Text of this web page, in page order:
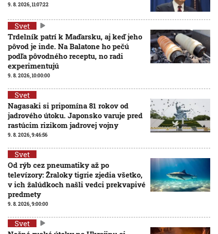
9. 8. 2026, 11:07:22
Svet
Trdelník patrí k Maďarsku, aj keď jeho
pôvod je inde. Na Balatone ho pečú
podľa pôvodného receptu, no radi
experimentujú
9. 8. 2026, 10:00:00
Svet
Nagasaki si pripomína 81 rokov od
jadrového útoku. Japonsko varuje pred
rastúcim rizikom jadrovej vojny
9. 8. 2026, 9:46:56
Svet
Od rýb cez pneumatiky až po
televízory: Žraloky tigrie zjedia všetko,
v ich žalúdkoch našli vedci prekvapivé
predmety
9. 8. 2026, 9:00:00
Svet